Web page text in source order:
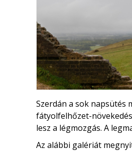
Szerdán a sok napsütés
fátyolfelhőzet-
lesz a légmozgás. A
Az alábbi galériát